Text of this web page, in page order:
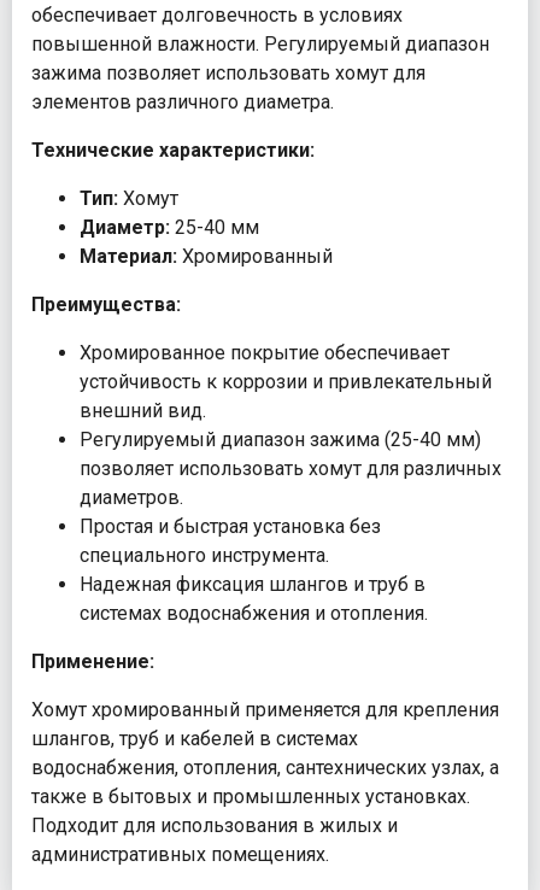
обеспечивает долговечность в условиях
повышенной влажности. Регулируемый диапазон
зажима позволяет использовать хомут для
элементов различного диаметра.
Технические характеристики:
Тип: Хомут
Диаметр: 25-40 мм
Материал: Хромированный
Преимущества:
Хромированное покрытие обеспечивает
устойчивость к коррозии и привлекательный
внешний вид.
Регулируемый диапазон зажима (25-40 мм)
позволяет использовать хомут для различных
диаметров.
Простая и быстрая установка без
специального инструмента.
Надежная фиксация шлангов и труб в
системах водоснабжения и отопления.
Применение:
Хомут хромированный применяется для крепления
шлангов, труб и кабелей в системах
водоснабжения, отопления, сантехнических узлах, а
также в бытовых и промышленных установках.
Подходит для использования в жилых и
административных помещениях.